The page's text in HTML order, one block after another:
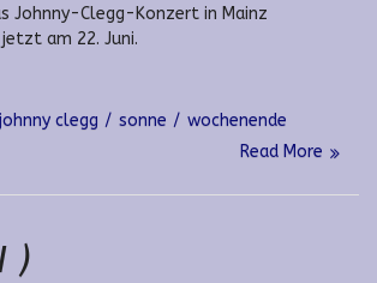
Johnny-Clegg-Konzert in Mainz
am 22. Juni.
johnny clegg sonne
wochenende
Read More
)